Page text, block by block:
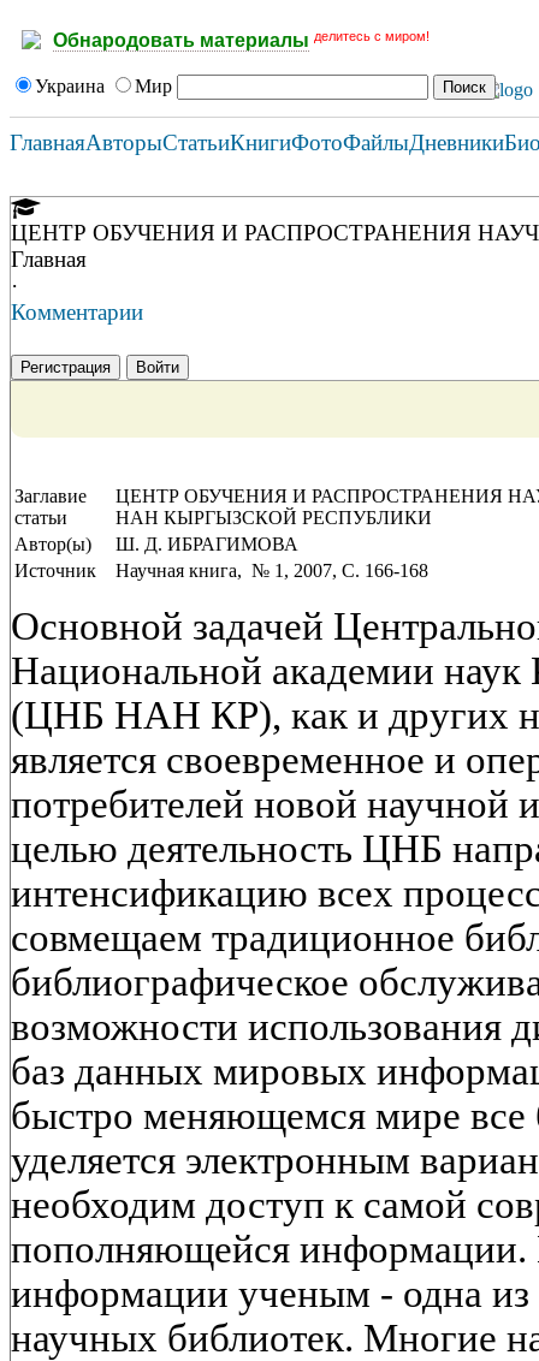
Обнародовать материалы делитесь с миром!
Украина Мир
ГлавнаяАвторыСтатьиКнигиФотоФайлыДневники
ЦЕНТР ОБУЧЕНИЯ И РАСПРОСТРАНЕНИЯ
Главная
·
Комментарии
Регистрация Войти
Заглавие
статьи
ЦЕНТР ОБУЧЕНИЯ И РАСПРОСТРАНЕНИЯ
НАН КЫРГЫЗСКОЙ РЕСПУБЛИКИ
Автор(ы)
Ш. Д. ИБРАГИМОВА
Источник
Научная книга, № 1, 2007, C. 166-168
Основной задачей
Национальной академии
(ЦНБ НАН КР), как и других
является своевременное и
потребителей новой научной
целью деятельность ЦНБ
интенсификацию всех
совмещаем традиционное
библиографическое
возможности использования
баз данных мировых
быстро меняющемся мире все
уделяется электронным
необходим доступ к самой
пополняющейся информации.
информации ученым - одна
научных библиотек. Многие